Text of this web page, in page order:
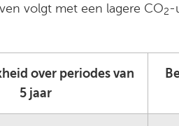
volgt met een lagere CO2-
over periodes van
5 jaar